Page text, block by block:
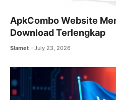
ApkCombo Website
Download Terlengkap
Slamet July 23, 2026